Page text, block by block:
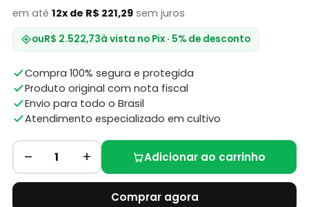
em até 12x de R$ 221,29sem juros
ouR$ 2.522,73à vista no Pix · 5% de desconto
Compra 100% segura e protegida
Produto original com nota fiscal
Envio para todo o Brasil
Atendimento especializado em cultivo
– 1 + Adicionar ao carrinho
Comprar agora